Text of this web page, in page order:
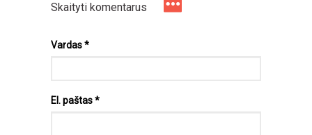
Skaityti komentarus
Vardas*
El. paštas*